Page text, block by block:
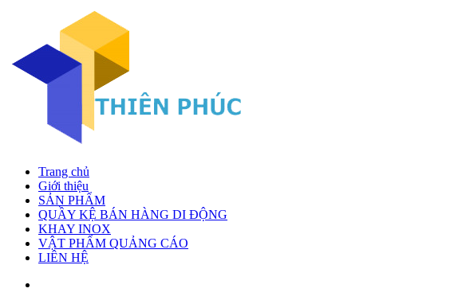
Trang chủ
Giới thiệu
SẢN PHẨM
QUẦY KỆ BÁN HÀNG DI ĐỘNG
KHAY INOX
VẬT PHẨM QUẢNG CÁO
LIÊN HỆ